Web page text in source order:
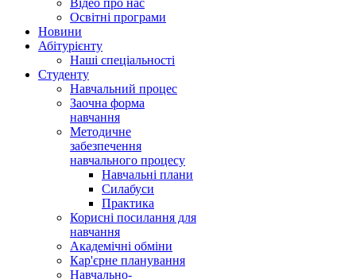
Відео про нас
Освітні програми
Hовини
Абітурієнту
Наші спеціальності
Студенту
Навчальний процес
Заочна форма
навчання
Методичне
забезпечення
навчального процесу
Навчальні плани
Силабуси
Практика
Корисні посилання для
навчання
Академічні обміни
Кар'єрне планування
Навчально-